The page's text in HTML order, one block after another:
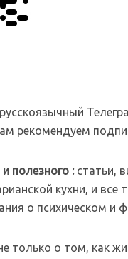
рекомендуем
полезного : статьи,
кухни, и
о психическом и
только о том, как